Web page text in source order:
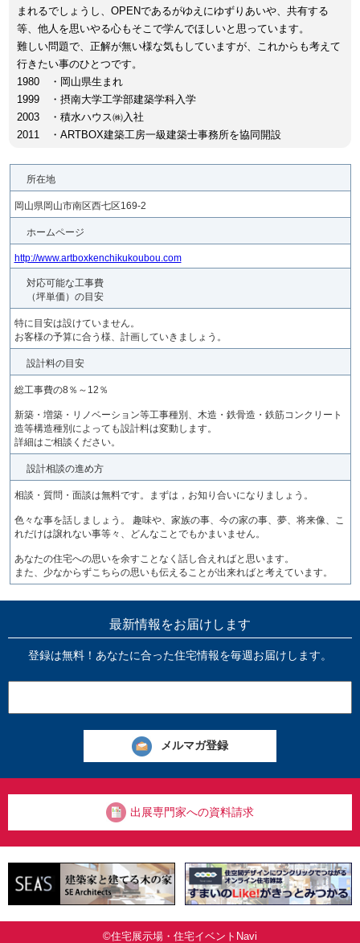
まれるでしょうし、OPENであるがゆえにゆずりあいや、共有する
等、他人を思いやる心もそこで学んでほしいと思っています。
難しい問題で、正解が無い様な気もしていますが、これからも考えて
行きたい事のひとつです。
1980 ・岡山県生まれ
1999 ・摂南大学工学部建築学科入学
2003 ・積水ハウス㈱入社
2011 ・ARTBOX建築工房一級建築士事務所を協同開設
所在地
岡山県岡山市南区西七区169-2
ホームページ
http://www.artboxkenchikukoubou.com
対応可能な工事費
（坪単価）の目安
特に目安は設けていません。
お客様の予算に合う様、計画していきましょう。
設計料の目安
総工事費の8％～12％
新築・増築・リノベーション等工事種別、木造・鉄骨造・鉄筋コンクリート
造等構造種別によっても設計料は変動します。
詳細はご相談ください。
設計相談の進め方
相談・質問・面談は無料です。まずは，お知り合いになりましょう。
色々な事を話しましょう。 趣味や、家族の事、今の家の事、夢、将来像、こ
れだけは譲れない事等々、どんなことでもかまいません。
あなたの住宅への思いを余すことなく話し合えればと思います。
また、少なからずこちらの思いも伝えることが出来ればと考えています。
最新情報をお届けします
登録は無料！あなたに合った住宅情報を毎週お届けします。
出展専門家への資料請求
©住宅展示場・住宅イベントNavi